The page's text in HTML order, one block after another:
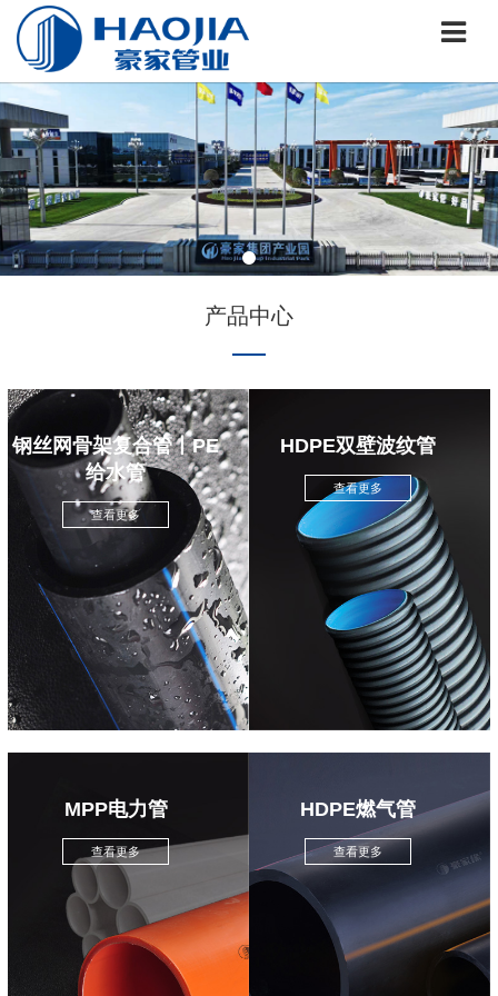
产品中心
钢丝网骨架复合管丨PE
给水管
查看更多
HDPE双壁波纹管
查看更多
MPP电力管
查看更多
HDPE燃气管
查看更多